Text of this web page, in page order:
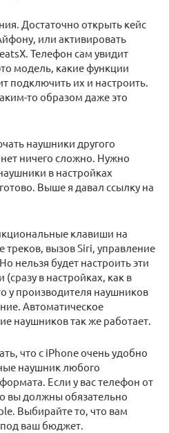
Достаточно открыть кейс
или активировать
Телефон сам увидит
модель, какие функции
подключить их и настроить.
то образом даже это
наушники другого
ничего сложно. Нужно
в настройках
Выше я давал ссылку на
клавиши на
вызов Siri, управление
нельзя будет настроить эти
в настройках, как в
у производителя наушников
Автоматическое
наушников так же работает.
что с iPhone очень удобно
наушник любого
Если у вас телефон от
вы должны обязательно
Выбирайте то, что вам
под ваш бюджет.